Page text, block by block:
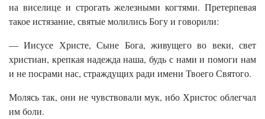
на виселице и строгать железными когтями. Претерпевая
такое истязание, святые молились Богу и говорили:
— Иисусе Христе, Сыне Бога, живущего во веки, свет
христиан, крепкая надежда наша, будь с нами и помоги нам
и не посрами нас, страждущих ради имени Твоего Святого.
Молясь так, они не чувствовали мук, ибо Христос облегчал
им боли.